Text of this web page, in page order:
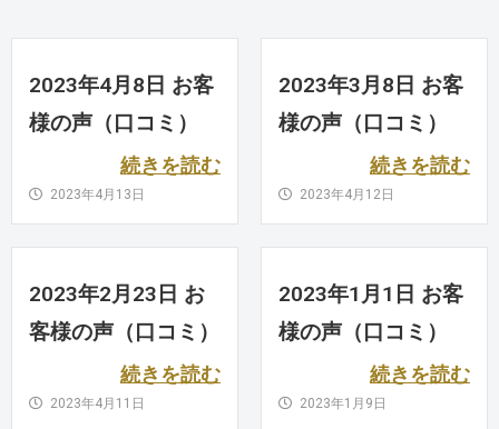
2023年4月8日 お客
様の声（口コミ）
続きを読む
2023年4月13日
2023年3月8日 お客
様の声（口コミ）
続きを読む
2023年4月12日
2023年2月23日 お
客様の声（口コミ）
続きを読む
2023年4月11日
2023年1月1日 お客
様の声（口コミ）
続きを読む
2023年1月9日